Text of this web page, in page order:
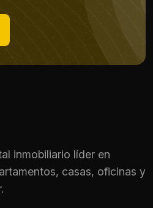
inmobiliario líder en
casas, oficinas y